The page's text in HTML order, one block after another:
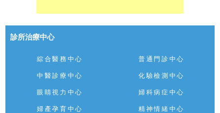
診所治療中心
綜合醫務中心 普通門診中心
中醫診療中心 化驗檢測中心
眼睛視力中心 婦科病症中心
婦產孕育中心 精神情緒中心